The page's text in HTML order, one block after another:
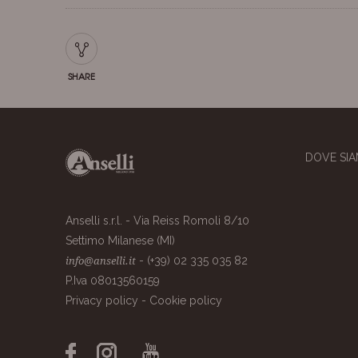
SHARE
Anselli s.r.l. - Via Reiss Romoli 8/10
Settimo Milanese (MI)
info@anselli.it - (+39) 02 335 035 82
P.Iva 08013560159
Privacy policy - Cookie policy
DOVE